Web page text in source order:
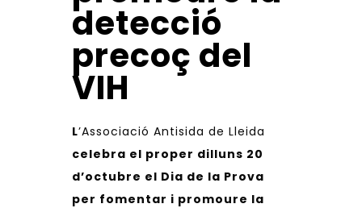
detecció
precoç del
VIH
L’Associació Antisida de Lleida
celebra el proper dilluns 20
d’octubre el Dia de la Prova
per fomentar i promoure la